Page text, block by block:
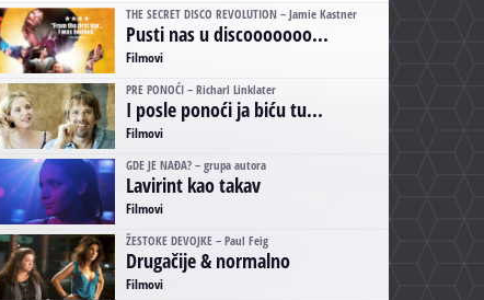
THE SECRET DISCO REVOLUTION – Jamie Kastner
Pusti nas u discooooooo...
Filmovi
PRE PONOĆI – Richarl Linklater
I posle ponoći ja biću tu...
Filmovi
GDE JE NAĐA? – grupa autora
Lavirint kao takav
Filmovi
ŽESTOKE DEVOJKE – Paul Feig
Drugačije & normalno
Filmovi